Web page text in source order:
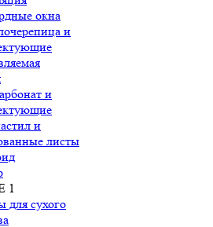
окна
и
и
и
листы
1